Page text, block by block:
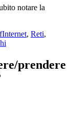
notare la
Categorie
Internet, Reti,
prendere